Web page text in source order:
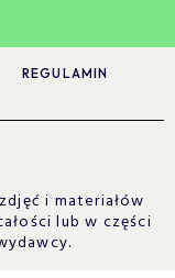
REGULAMIN
i materiałów
lub w części